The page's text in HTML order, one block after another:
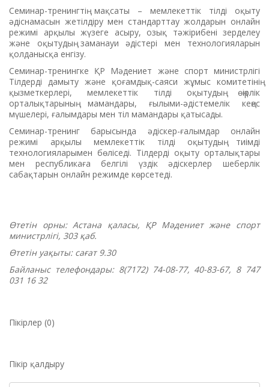
Семинар-тренингтің мақсаты – мемлекеттік тілді оқыту
әдіснамасын жетілдіру мен стандарттау жолдарын онлайн
режимі арқылы жүзеге асыру, озық тәжірибені зерделеу
және оқытудың заманауи әдістері мен технологияларын
қолданысқа енгізу.
Семинар-тренингке ҚР Мәдениет және спорт министрлігі
Тілдерді дамыту және қоғамдық-саяси жұмыс комитетінің
қызметкерлері, мемлекеттік тілді оқытудың өңірлік
орталықтарының мамандары, ғылыми-әдістемелік кеңес
мүшелері, ғалымдары мен тіл мамандары қатысады.
Семинар-тренинг барысында әдіскер-ғалымдар онлайн
режимі арқылы мемлекеттік тілді оқытудың тиімді
технологияларымен бөліседі. Тілдерді оқыту орталықтары
мен республикаға белгілі үздік әдіскерлер шеберлік
сабақтарын онлайн режимде көрсетеді.
Өтетін орны: Астана қаласы, ҚР Мәдениет және спорт
министрлігі, 303 қаб.
Өтетін уақыты: сағат 9.30
Байланыс телефондары: 8(7172) 74-08-77, 40-83-67, 8 747
031 16 32
Пікірлер (0)
Пікір қалдыру